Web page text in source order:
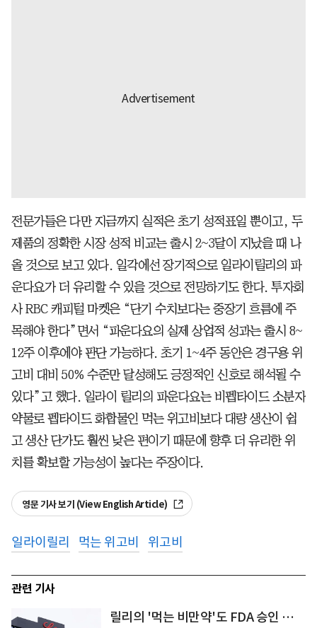
전문가들은 다만 지금까지 실적은 초기 성적표일 뿐이고, 두
제품의 정확한 시장 성적 비교는 출시 2~3달이 지났을 때 나
올 것으로 보고 있다. 일각에선 장기적으로 일라이릴리의 파
운다요가 더 유리할 수 있을 것으로 전망하기도 한다. 투자회
사 RBC 캐피털 마켓은 “단기 수치보다는 중장기 흐름에 주
목해야 한다”면서 “파운다요의 실제 상업적 성과는 출시 8~
12주 이후에야 판단 가능하다. 초기 1~4주 동안은 경구용 위
고비 대비 50% 수준만 달성해도 긍정적인 신호로 해석될 수
있다”고 했다. 일라이 릴리의 파운다요는 비펩타이드 소분자
약물로 펩타이드 화합물인 먹는 위고비보다 대량 생산이 쉽
고 생산 단가도 훨씬 낮은 편이기 때문에 향후 더 유리한 위
치를 확보할 가능성이 높다는 주장이다.
영문 기사 보기 (View English Article)
일라이릴리 먹는 위고비 위고비
관련 기사
릴리의 '먹는 비만약'도 FDA 승인 …